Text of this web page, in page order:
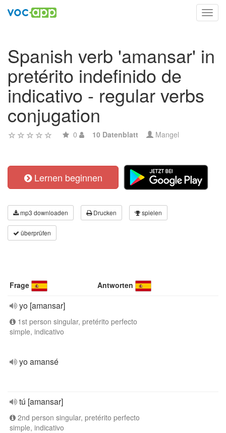
Spanish verb 'amansar' in
pretérito indefinido de
indicativo - regular verbs
conjugation
0 10 Datenblatt Mangel
Lernen beginnen
mp3 downloaden Drucken spielen
überprüfen
Frage Antworten
yo [amansar]
1st person singular, pretérito perfecto
simple, indicativo
yo amansé
tú [amansar]
2nd person singular, pretérito perfecto
simple, indicativo